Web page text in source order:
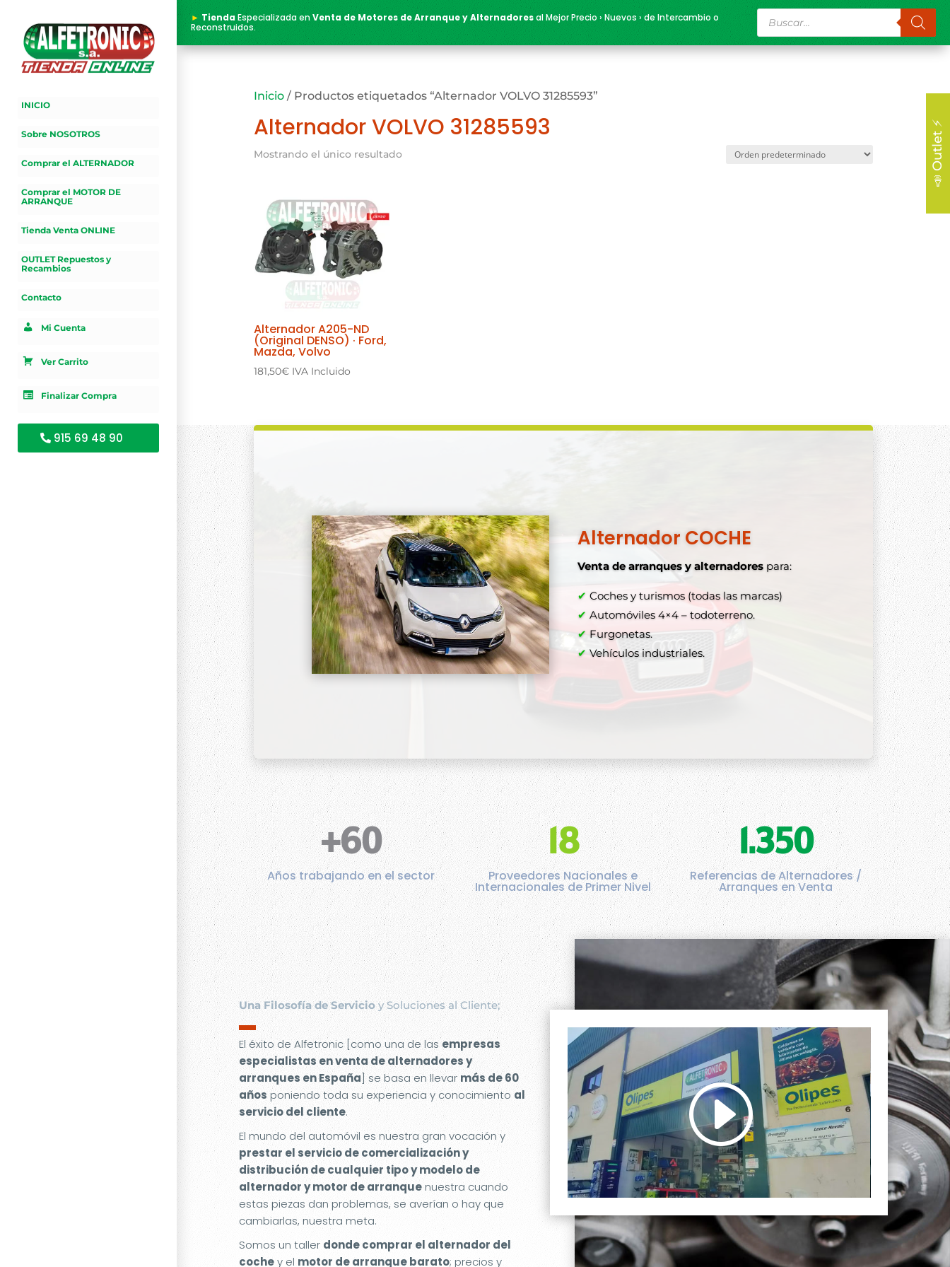
INICIO
Sobre NOSOTROS
Comprar el ALTERNADOR
Comprar el MOTOR DE
ARRANQUE
Tienda Venta ONLINE
OUTLET Repuestos y
Recambios
Contacto
Mi Cuenta
Ver Carrito
Finalizar Compra
915 69 48 90
► TiendaEspecializada enVenta de Motores de Arranque y Alternadoresal Mejor Precio › Nuevos › de Intercambio o
Reconstruidos.
Búsqueda
de
productos
Inicio / Productos etiquetados “Alternador VOLVO 31285593”
Alternador VOLVO 31285593
Mostrando el único resultado
Alternador A205-ND
(Original DENSO) · Ford,
Mazda, Volvo
181,50€ IVA Incluido
Alternador COCHE
Venta de arranques y alternadorespara:
✔ Coches y turismos (todas las marcas)
✔ Automóviles 4×4 – todoterreno.
✔ Furgonetas.
✔ Vehículos industriales.
+60
Años trabajando en el sector
18
Proveedores Nacionales e
Internacionales de Primer Nivel
1.350
Referencias de Alternadores /
Arranques en Venta
Una Filosofía de Servicioy Soluciones al Cliente;
▬
El éxito de Alfetronic [como una de lasempresas
especialistas en venta de alternadores y
arranques en España] se basa en llevar más de 60
años poniendo toda su experiencia y conocimiento al
servicio del cliente.
El mundo del automóvil es nuestra gran vocación y
prestar el servicio de comercialización y
distribución de cualquier tipo y modelo de
alternador y motor de arranquenuestra cuando
estas piezas dan problemas, se averían o hay que
cambiarlas, nuestra meta.
Somos un taller donde comprar el alternador del
cochey el motor de arranque barato; precios y
📣 Outlet ⚡